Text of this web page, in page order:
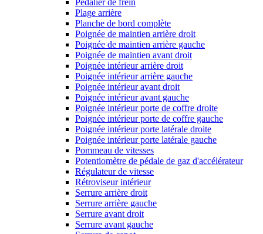
Pédalier de frein
Plage arrière
Planche de bord complète
Poignée de maintien arrière droit
Poignée de maintien arrière gauche
Poignée de maintien avant droit
Poignée intérieur arrière droit
Poignée intérieur arrière gauche
Poignée intérieur avant droit
Poignée intérieur avant gauche
Poignée intérieur porte de coffre droite
Poignée intérieur porte de coffre gauche
Poignée intérieur porte latérale droite
Poignée intérieur porte latérale gauche
Pommeau de vitesses
Potentiomètre de pédale de gaz d'accélérateur
Régulateur de vitesse
Rétroviseur intérieur
Serrure arrière droit
Serrure arrière gauche
Serrure avant droit
Serrure avant gauche